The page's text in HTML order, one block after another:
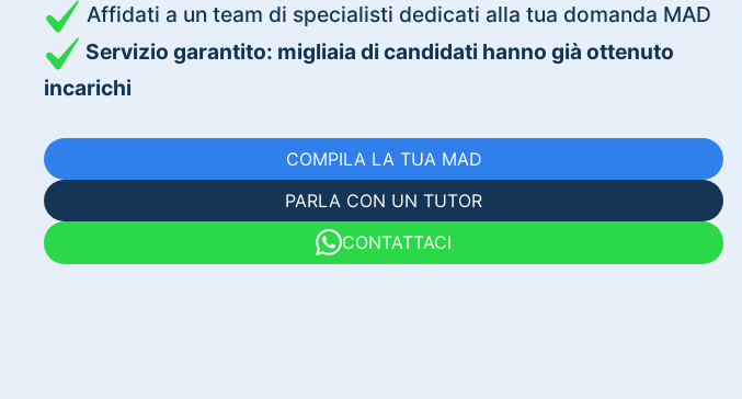
Affidati a un team di specialisti dedicati alla tua domanda MAD
Servizio garantito: migliaia di candidati hanno già ottenuto
incarichi
COMPILA LA TUA MAD
PARLA CON UN TUTOR
CONTATTACI